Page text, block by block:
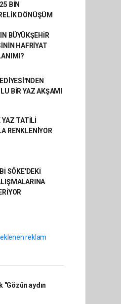
BİN
DÖNÜŞÜM
BÜYÜKŞEHİR
HAFRİYAT
BİR YAZ AKŞAMI
YAZ TATİLİ
RENKLENİYOR
SÖKE'DEKİ
"Gözün aydın